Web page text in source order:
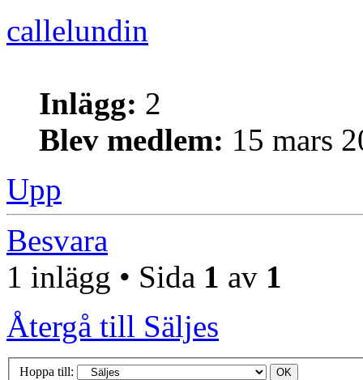
callelundin
Inlägg: 2
Blev medlem: 15 mars
Upp
Besvara
1 inlägg • Sida 1 av 1
Återgå till Säljes
Hoppa till: